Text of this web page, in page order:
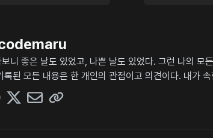
니 좋은 날도 있었고, 나쁜 날도 있었다. 그런 나의 모
록된 모든 내용은 한 개인의 관점이고 의견이다. 내가